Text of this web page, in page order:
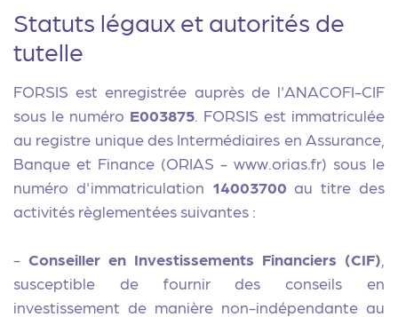
Statuts légaux et autorités de
tutelle
FORSIS est enregistrée auprès de l'ANACOFI-CIF
sous le numéro E003875 . FORSIS est immatriculée
au registre unique des Intermédiaires en Assurance,
Banque et Finance (ORIAS - www.orias.fr) sous le
numéro d'immatriculation 14003700 au titre des
activités règlementées suivantes :
- Conseiller en Investissements Financiers (CIF)
susceptible de fournir des conseils en
investissement de manière non-indépendante au